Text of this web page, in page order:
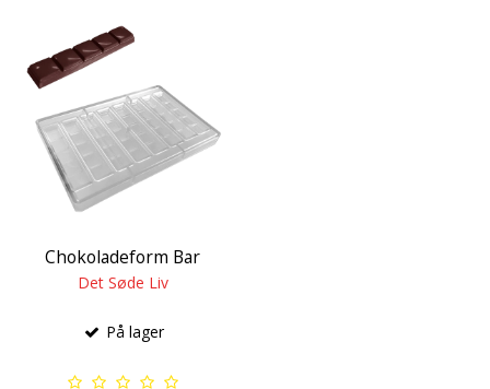
Chokoladeform Bar
Det Søde Liv
På lager